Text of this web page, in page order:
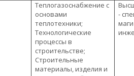
Теплогазоснабжение с
основами
теплотехники;
Технологические
процессы в
строительстве;
Строительные
материалы, изделия и
-